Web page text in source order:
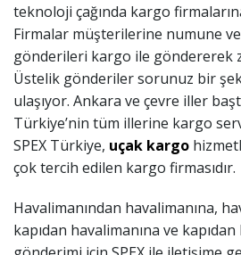
teknoloji çağında kargo
Firmalar müşterilerine numune
gönderileri kargo ile göndererek
Üstelik gönderiler sorunuz bir
ulaşıyor. Ankara ve çevre iller
Türkiye’nin tüm illerine kargo
SPEX Türkiye, uçak kargo
çok tercih edilen kargo firmasıdır.
Havalimanından havalimanına,
kapıdan havalimanına ve